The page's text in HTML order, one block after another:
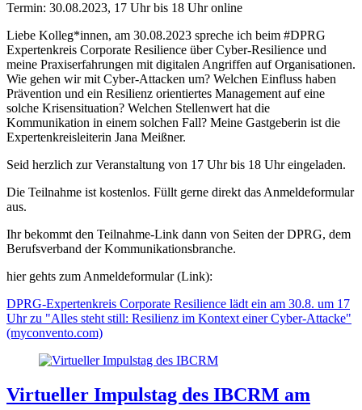
Termin: 30.08.2023, 17 Uhr bis 18 Uhr online
Liebe Kolleg*innen, am 30.08.2023 spreche ich beim #DPRG
Expertenkreis Corporate Resilience über Cyber-Resilience und
meine Praxiserfahrungen mit digitalen Angriffen auf Organisationen.
Wie gehen wir mit Cyber-Attacken um? Welchen Einfluss haben
Prävention und ein Resilienz orientiertes Management auf eine
solche Krisensituation? Welchen Stellenwert hat die
Kommunikation in einem solchen Fall? Meine Gastgeberin ist die
Expertenkreisleiterin Jana Meißner.
Seid herzlich zur Veranstaltung von 17 Uhr bis 18 Uhr eingeladen.
Die Teilnahme ist kostenlos. Füllt gerne direkt das Anmeldeformular
aus.
Ihr bekommt den Teilnahme-Link dann von Seiten der DPRG, dem
Berufsverband der Kommunikationsbranche.
hier gehts zum Anmeldeformular (Link):
DPRG-Expertenkreis Corporate Resilience lädt ein am 30.8. um 17
Uhr zu "Alles steht still: Resilienz im Kontext einer Cyber-Attacke"
(myconvento.com)
Virtueller Impulstag des IBCRM am